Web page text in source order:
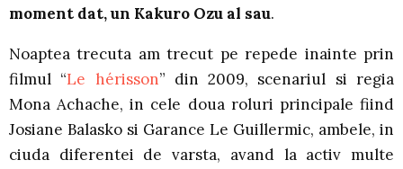
moment dat, un Kakuro Ozu al sau.
Noaptea trecuta am trecut pe repede inainte prin
filmul “Le hérisson” din 2009, scenariul si regia
Mona Achache, in cele doua roluri principale fiind
Josiane Balasko si Garance Le Guillermic, ambele, in
ciuda diferentei de varsta, avand la activ multe